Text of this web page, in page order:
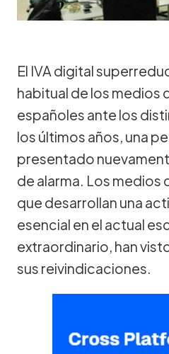
El IVA digital
habitual de los medios
españoles ante los
los últimos años, una
presentado
de alarma. Los medios
que desarrollan una
esencial en el actual
extraordinario, han
sus reivindicaciones.